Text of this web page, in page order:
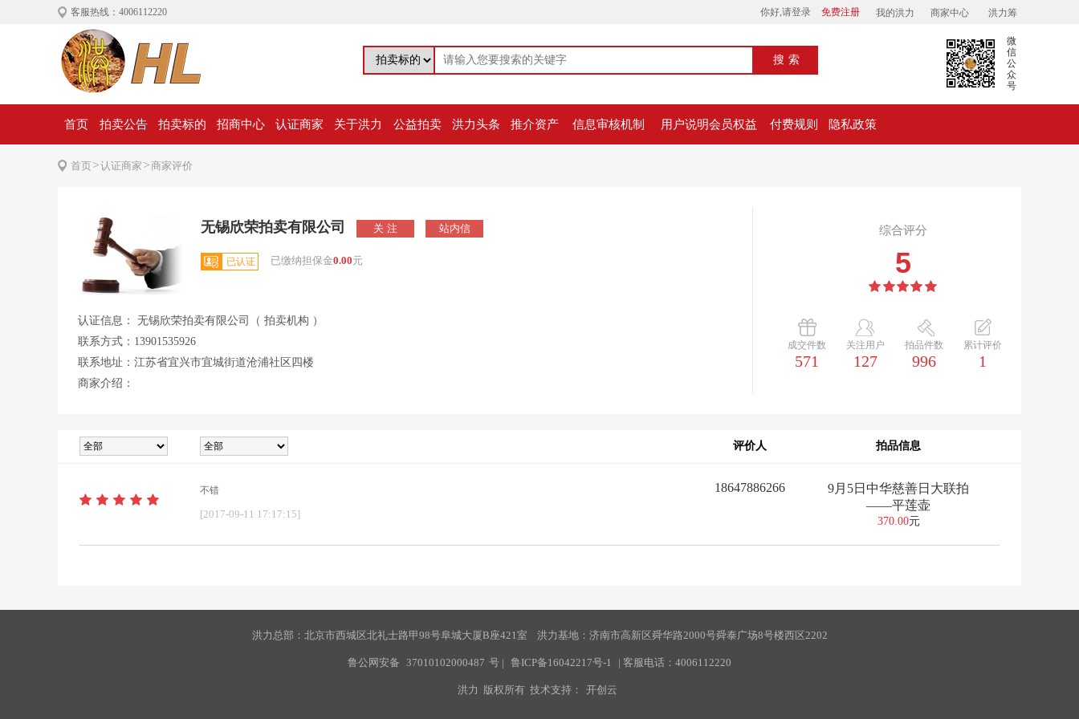
客服热线：4006112220 你好,请登录 免费注册 我的洪力 商家中心 洪力筹
搜索
微
信
公
众
号
首页 拍卖公告 拍卖标的 招商中心 认证商家 关于洪力 公益拍卖 洪力头条 推介资产 信息审核机制 用户说明会员权益 付费规则 隐私政策
首页>认证商家 >商家评价
无锡欣荣拍卖有限公司 站内信
已认证 已缴纳担保金0.00元
认证信息： 无锡欣荣拍卖有限公司（ 拍卖机构 ）
联系方式：13901535926
联系地址：江苏省宜兴市宜城街道沧浦社区四楼
商家介绍：
综合评分
5
成交件数
571
关注用户
127
拍品件数
996
累计评价
1
评价人 拍品信息
不错
[2017-09-11 17:17:15]
18647886266
9月5日中华慈善日大联拍
——平莲壶
370.00元
洪力总部：北京市西城区北礼士路甲98号阜城大厦B座421室 洪力基地：济南市高新区舜华路2000号舜泰广场8号楼西区2202
鲁公网安备 37010102000487 号 | 鲁ICP备16042217号-1 | 客服电话：4006112220
洪力 版权所有 技术支持： 开创云